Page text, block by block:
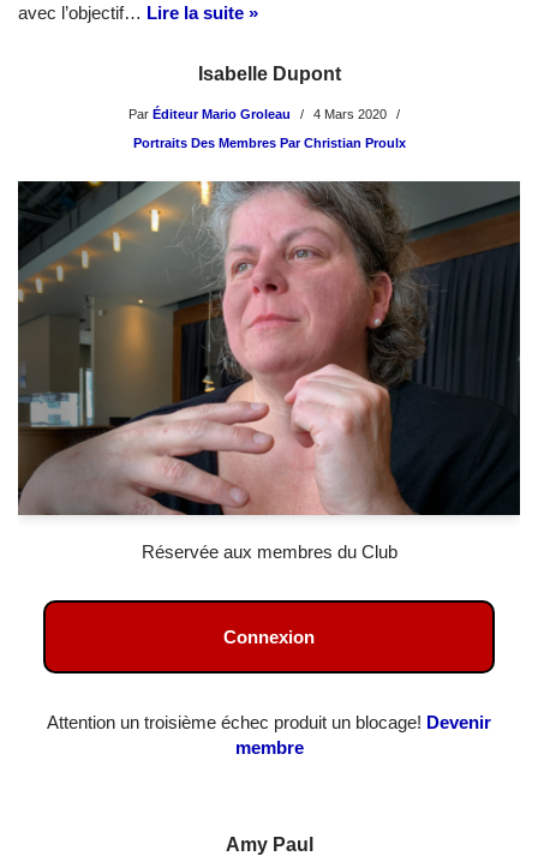
avec l’objectif… Lire la suite »
Isabelle Dupont
Par Éditeur Mario Groleau
4 Mars 2020
Portraits Des Membres Par Christian Proulx
Réservée aux membres du Club
Connexion
Attention un troisième échec produit un blocage! Devenir
membre
Amy Paul